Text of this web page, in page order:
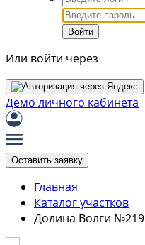
Войти
Или войти через
Демо личного кабинета
Оставить заявку
Главная
Каталог участков
Долина Волги №219